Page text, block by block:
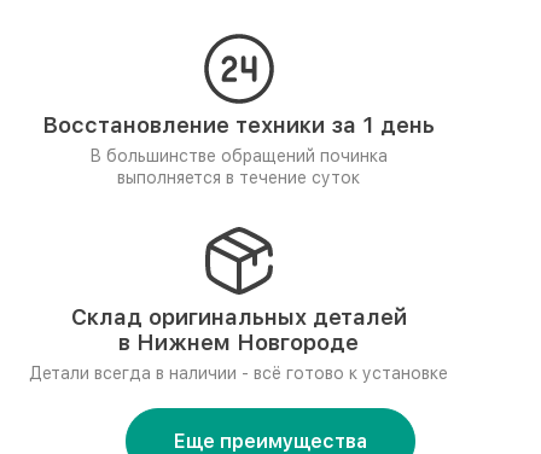
Восстановление техники за 1 день
В большинстве обращений починка
выполняется в течение суток
Склад оригинальных деталей
в Нижнем Новгороде
Детали всегда в наличии - всё готово к установке
Еще преимущества